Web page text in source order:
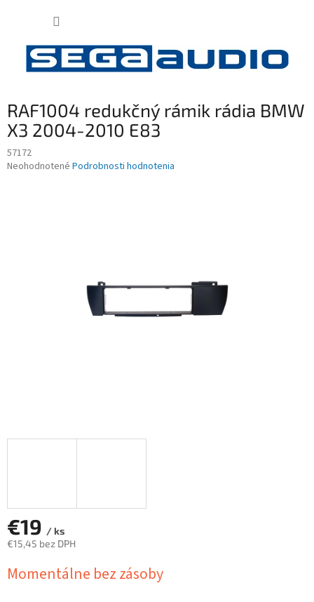
RAF1004 redukčný rámik rádia BMW
X3 2004-2010 E83
57172
Priemerné
Neohodnotené Podrobnosti hodnotenia
€19 / ks
€15,45 bez DPH
cena:
Momentálne bez zásoby